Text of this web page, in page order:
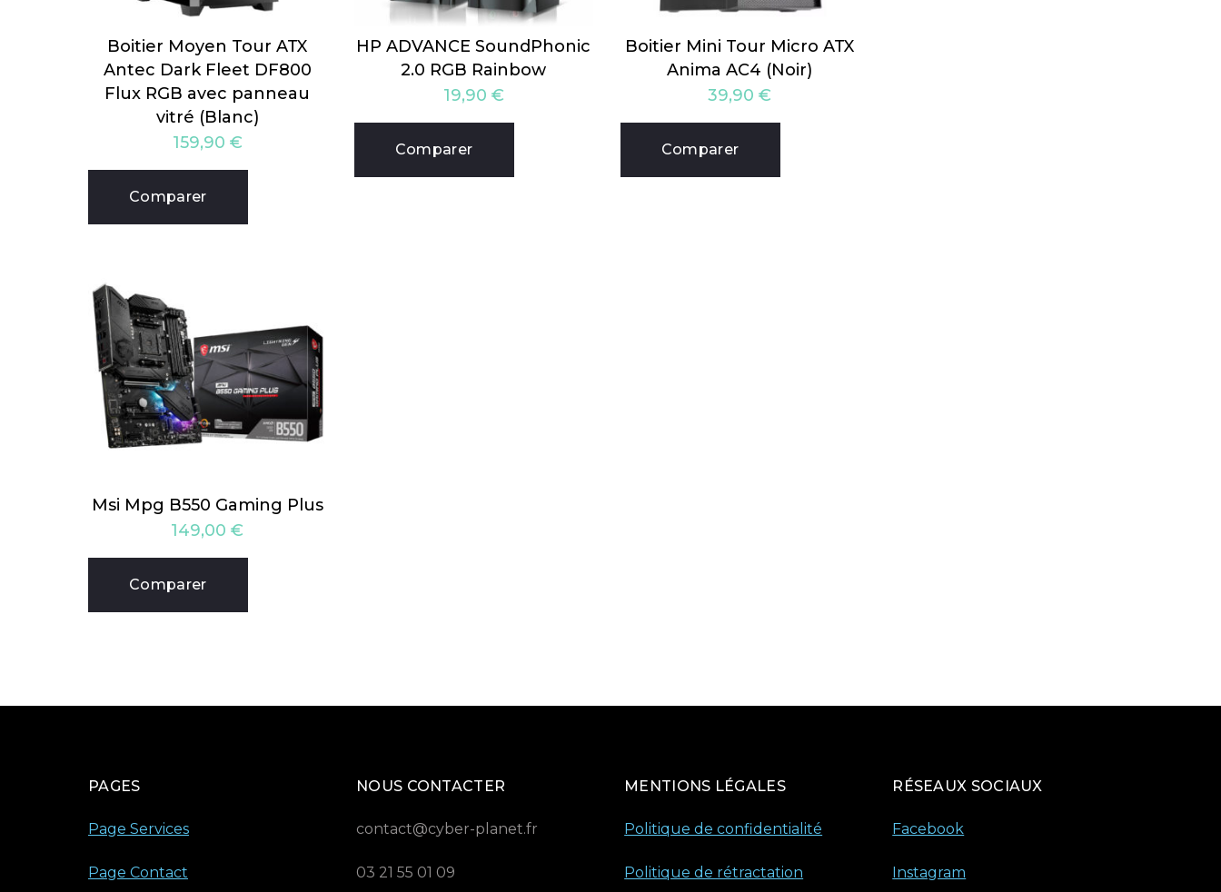
Boitier Moyen Tour ATX
Antec Dark Fleet DF800
Flux RGB avec panneau
vitré (Blanc)
159,90 €
Comparer
HP ADVANCE SoundPhonic
2.0 RGB Rainbow
19,90 €
Comparer
Boitier Mini Tour Micro ATX
Anima AC4 (Noir)
39,90€
Comparer
Msi Mpg B550 Gaming Plus
149,00€
Comparer
PAGES
Page Services
Page Contact
NOUS CONTACTER
contact@cyber-planet.fr
03 21 55 01 09
MENTIONS LÉGALES
Politique de confidentialité
Politique de rétractation
RÉSEAUX SOCIAUX
Facebook
Instagram